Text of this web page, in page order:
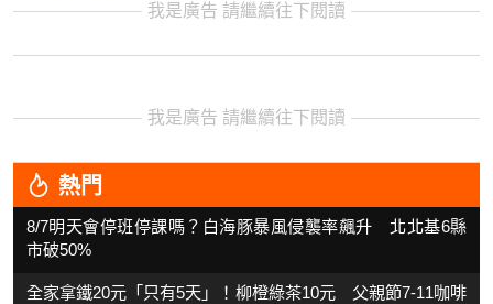
我是廣告 請繼續往下閱讀
我是廣告 請繼續往下閱讀
熱門
8/7明天會停班停課嗎？白海豚暴風侵襲率飆升 北北基6縣
市破50%
全家拿鐵20元「只有5天」！柳橙綠茶10元 父親節7-11咖啡